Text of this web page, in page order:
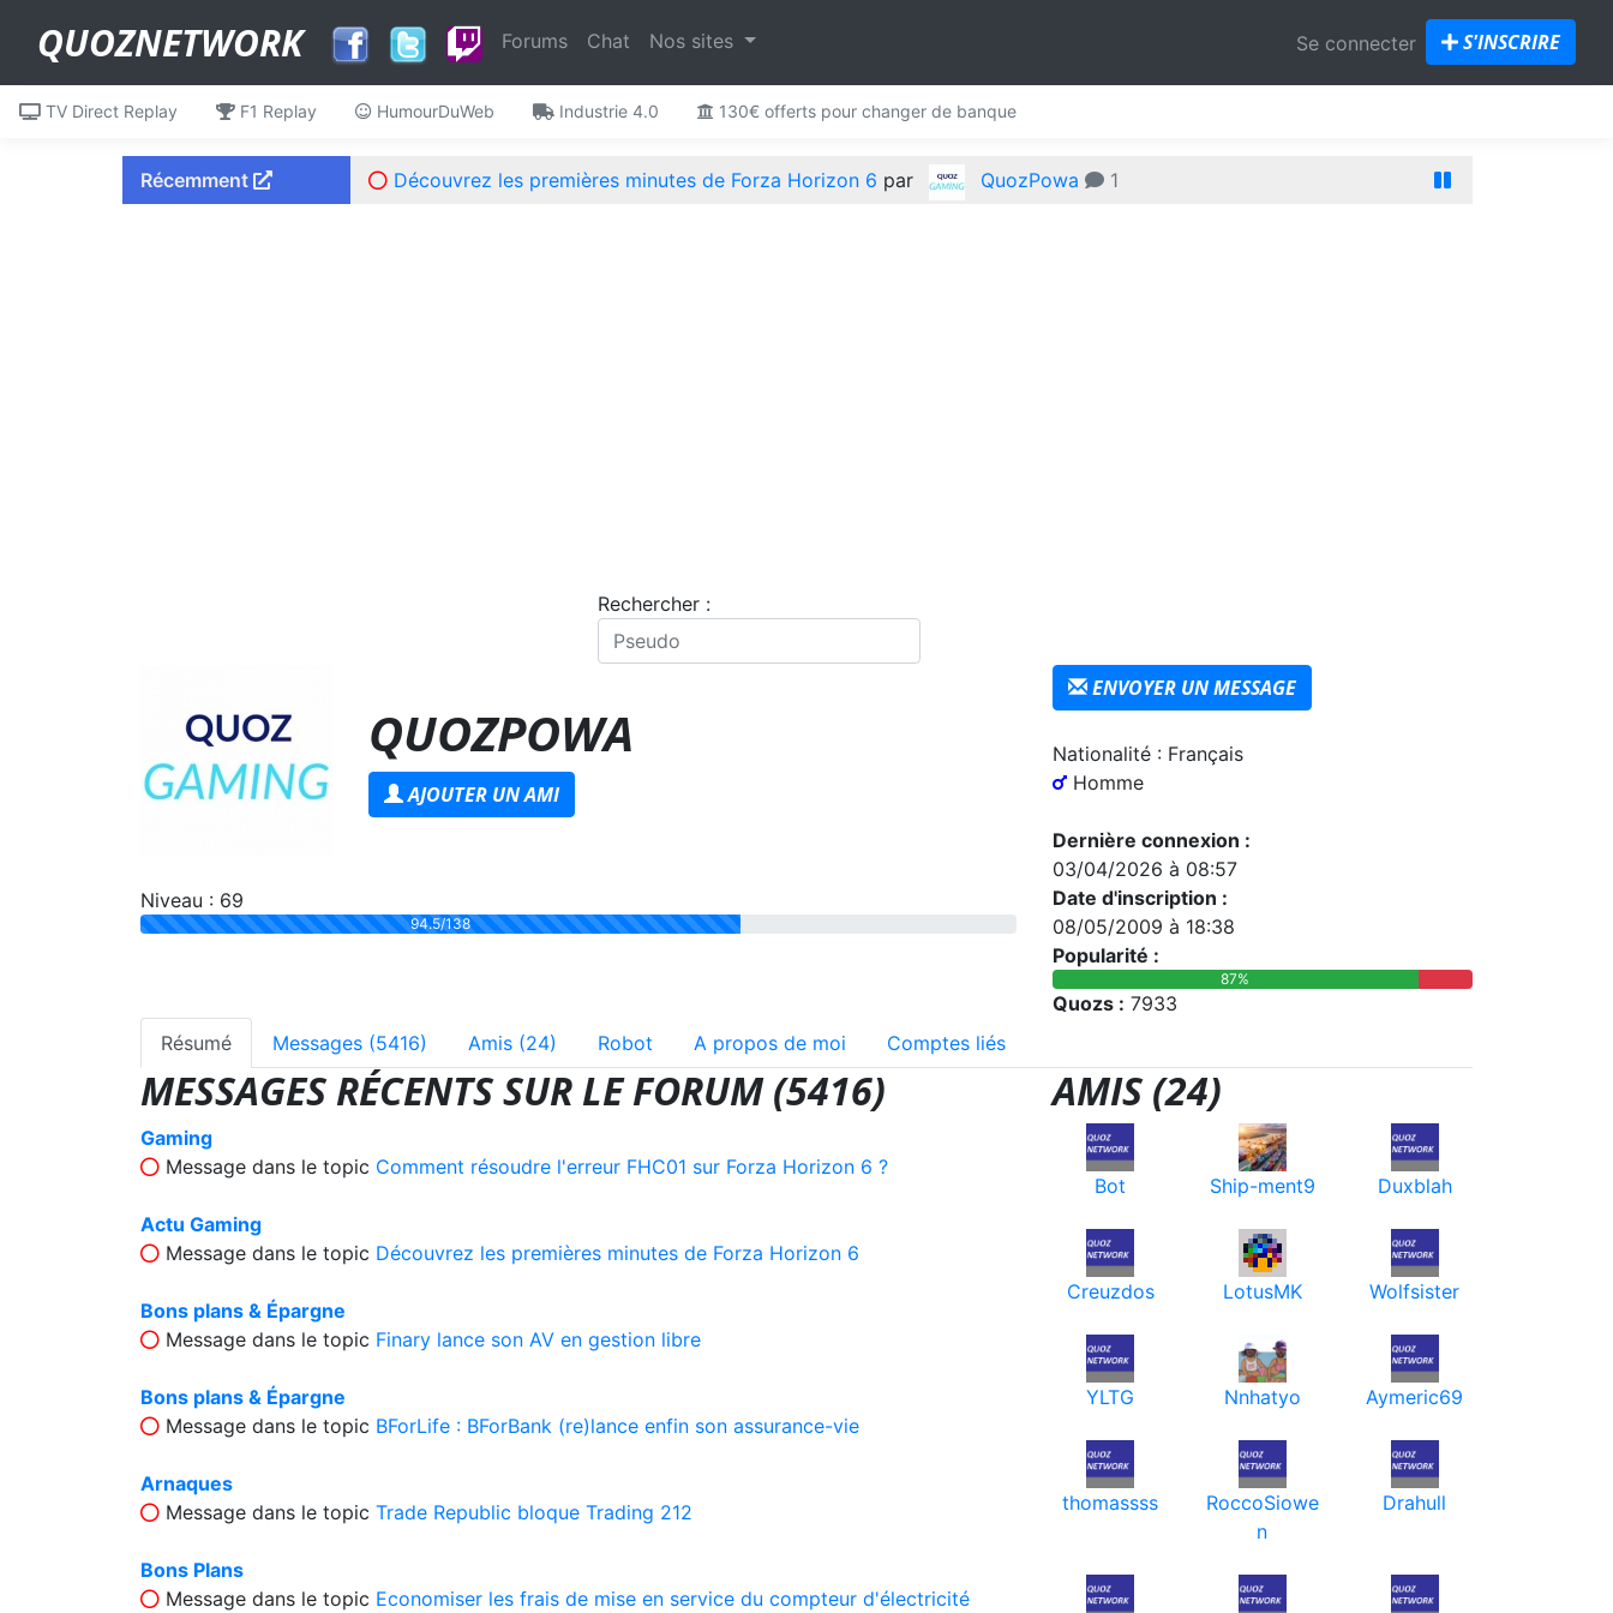
QUOZNETWORK Forums Chat Nos sites Se connecter S'INSCRIRE
TV Direct Replay F1 Replay HumourDuWeb Industrie 4.0 130€ offerts pour changer de banque
Récemment Découvrez les premières minutes de Forza Horizon 6 par QuozPowa 1
Rechercher :
QUOZPOWA
AJOUTER UN AMI
Niveau : 69
94.5/138
ENVOYER UN MESSAGE
Nationalité : Français
Homme
Dernière connexion :
03/04/2026 à 08:57
Date d'inscription :
08/05/2009 à 18:38
Popularité :
87%
Quozs : 7933
Résumé
Messages (5416) Amis (24) Robot A propos de moi Comptes liés
MESSAGES RÉCENTS SUR LE FORUM (5416)
Gaming
Message dans le topic Comment résoudre l'erreur FHC01 sur Forza Horizon 6 ?
Actu Gaming
Message dans le topic Découvrez les premières minutes de Forza Horizon 6
Bons plans & Épargne
Message dans le topic Finary lance son AV en gestion libre
Bons plans & Épargne
Message dans le topic BForLife : BForBank (re)lance enfin son assurance-vie
Arnaques
Message dans le topic Trade Republic bloque Trading 212
Bons Plans
Message dans le topic Economiser les frais de mise en service du compteur d'électricité
AMIS (24)
Bot Ship-ment9 Duxblah
Creuzdos LotusMK Wolfsister
YLTG Nnhatyo Aymeric69
thomassss
RoccoSiowe
n
Drahull